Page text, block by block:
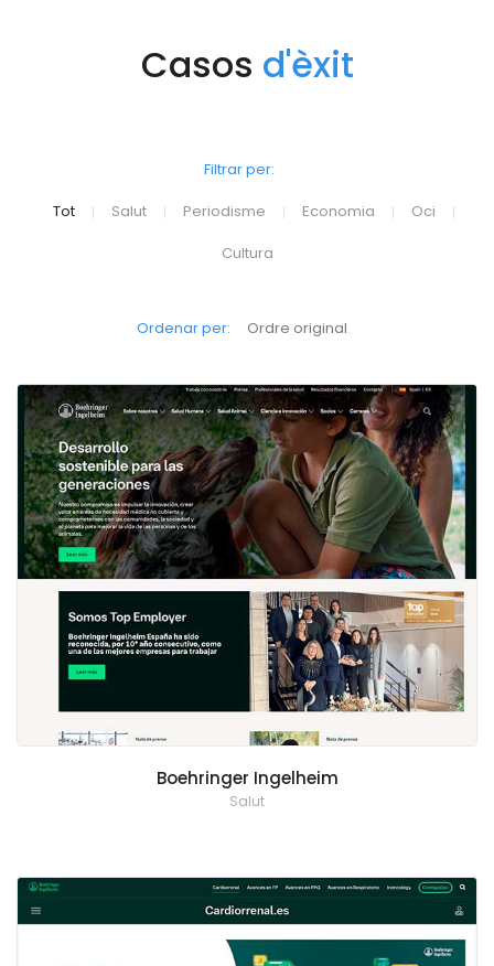
Casos d'èxit
Filtrar per:
Tot
Salut Periodisme Economia Oci
Cultura
Ordenar per: Ordre original
Boehringer Ingelheim
Salut